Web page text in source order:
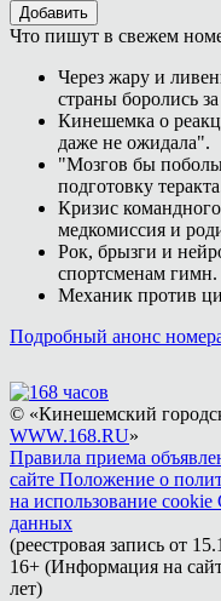
Добавить
Что пишут в свежем
Через жару и
страны боролись
Кинешемка о
даже не ожидала".
"Мозгов бы
подготовку
Кризис
медкомиссия и
Рок, брызги и
спортсменам гимн.
Механик против
Подробный анонс
© «Кинешемский
WWW.168.RU»
Правила приема
сайте Положение о
на использование cookie
данных
(реестровая запись от
16+ (Информация на
лет)